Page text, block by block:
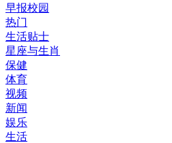
早报校园
热门
生活贴士
星座与生肖
保健
体育
视频
新闻
娱乐
生活